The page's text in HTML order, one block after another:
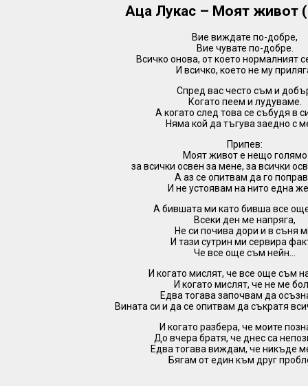
Аца Лукас – Моят живот
Вие виждате по-добре,
Вие чувате по-добре.
Всичко онова, от което нормалният
И всичко, което не му
Спред вас често съм и
Когато пеем и лудуваме.
А когато след това се събудя в
Няма кой да тъгува заедно с
Припев:
Моят живот е нещо голямо
за всички освен за мене, за всички
А аз се опитвам да го
И не устоявам на нито една
А бившата ми като бивша все
Всеки ден ме напряга,
Не си почива дори и в съня
И тази сутрин ми сервира
Че все още съм нейн…
И когато мислят, че все още съм
И когато мислят, че не ме
Едва тогава започвам да
Вината си и да се опитвам да съкратя
И когато разбера, че моите
До вчера братя, че днес са
Едва тогава виждам, че никъде
Бягам от един към друг